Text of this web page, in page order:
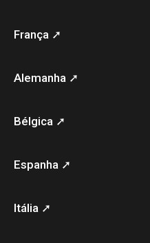
França ➚
Alemanha ➚
Bélgica ➚
Espanha ➚
Itália ➚